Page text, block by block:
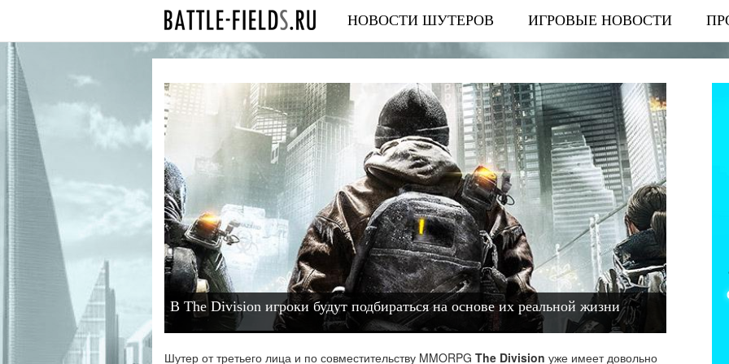
НОВОСТИ ШУТЕРОВ ИГРОВЫЕ НОВОСТИ
В The Division игроки будут подбираться на основе их реальной жизни
Шутер от третьего лица и по совместительству MMORPG The Division уже имеет довольно